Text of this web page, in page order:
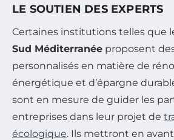
LE SOUTIEN DES EXPERTS
Certaines institutions telles que
Sud Méditerranée proposent
personnalisés en matière de
énergétique et d’épargne
sont en mesure de guider les
entreprises dans leur projet de
écologique. Ils mettront en